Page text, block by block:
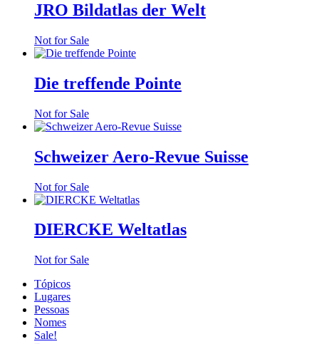
JRO Bildatlas der Welt
Not for Sale
Die treffende Pointe
Not for Sale
Schweizer Aero-Revue Suisse
Not for Sale
DIERCKE Weltatlas
Not for Sale
Tópicos
Lugares
Pessoas
Nomes
Sale!